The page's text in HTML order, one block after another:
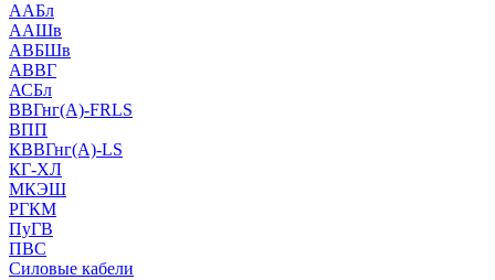
ААБл
ААШв
АВБШв
АВВГ
АСБл
ВВГнг(А)-FRLS
ВПП
КВВГнг(А)-LS
КГ-ХЛ
МКЭШ
РГКМ
ПуГВ
ПВС
Силовые кабели